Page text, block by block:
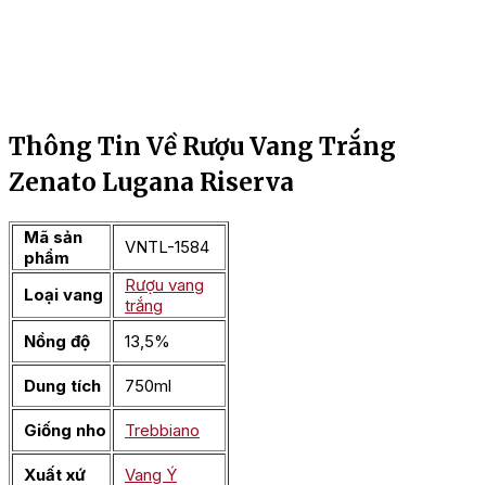
Thông Tin Về Rượu Vang Trắng
Zenato Lugana Riserva
Mã sản
phẩm
VNTL-1584
Loại vang
Rượu vang
trắng
Nồng độ
13,5%
Dung tích 750ml
Giống nho Trebbiano
Xuất xứ
Vang Ý